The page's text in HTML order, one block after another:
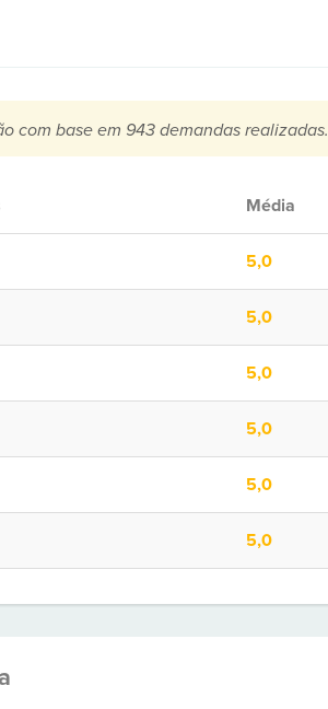
com base em 943 demandas realizadas.
Média
5,0
5,0
5,0
5,0
5,0
5,0